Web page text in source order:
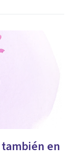
en